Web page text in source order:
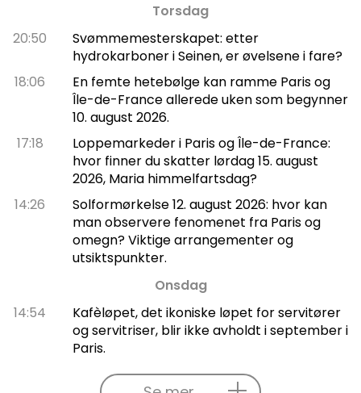
Torsdag
20:50
Svømmemesterskapet: etter
hydrokarboner i Seinen, er øvelsene i fare?
18:06
En femte hetebølge kan ramme Paris og
Île-de-France allerede uken som begynner
10. august 2026.
17:18
Loppemarkeder i Paris og Île-de-France:
hvor finner du skatter lørdag 15. august
2026, Maria himmelfartsdag?
14:26
Solformørkelse 12. august 2026: hvor kan
man observere fenomenet fra Paris og
omegn? Viktige arrangementer og
utsiktspunkter.
Onsdag
14:54
Kafèløpet, det ikoniske løpet for servitører
og servitriser, blir ikke avholdt i september i
Paris.